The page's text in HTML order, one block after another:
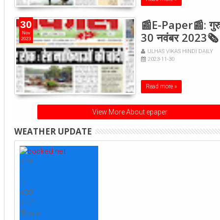
30
Nov
2023
📰E-Paper📰:
30 नवंबर 2023🗞
ULHAS VIKAS HINDI DAILY
2023-11-30
Read more »
View More About epaper
WEATHER UPDATE
+29
°
C
+30°
+27°
Thane